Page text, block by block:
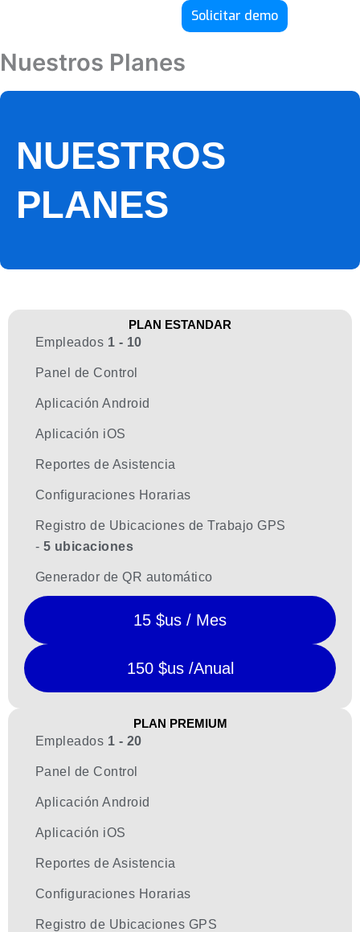
Solicitar demo
Nuestros Planes
NUESTROS
PLANES
PLAN ESTANDAR
Empleados 1 - 10
Panel de Control
Aplicación Android
Aplicación iOS
Reportes de Asistencia
Configuraciones Horarias
Registro de Ubicaciones de Trabajo GPS
- 5 ubicaciones
Generador de QR automático
15 $us / Mes
150 $us /Anual
PLAN PREMIUM
Empleados 1 - 20
Panel de Control
Aplicación Android
Aplicación iOS
Reportes de Asistencia
Configuraciones Horarias
Registro de Ubicaciones GPS